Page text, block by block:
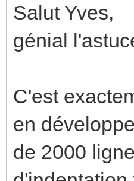
Salut Yves,
génial
C'est
en
de 2000